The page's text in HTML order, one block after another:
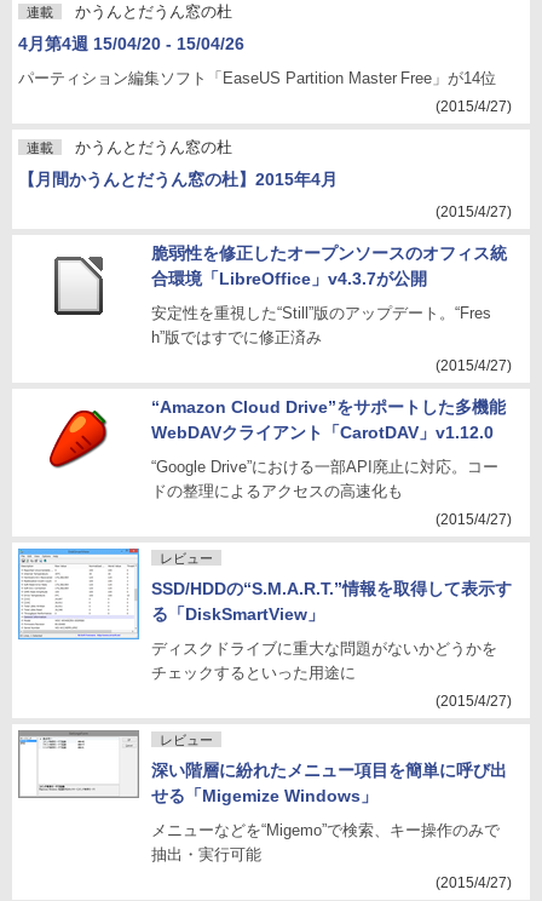
連載 かうんとだうん窓の杜
4月第4週 15/04/20 - 15/04/26
パーティション編集ソフト「EaseUS Partition Master Free」が14位
(2015/4/27)
連載 かうんとだうん窓の杜
【月間かうんとだうん窓の杜】2015年4月
(2015/4/27)
脆弱性を修正したオープンソースのオフィス統
合環境「LibreOffice」v4.3.7が公開
安定性を重視した“Still”版のアップデート。“Fres
h”版ではすでに修正済み
(2015/4/27)
“Amazon Cloud Drive”をサポートした多機能
WebDAVクライアント「CarotDAV」v1.12.0
“Google Drive”における一部API廃止に対応。コー
ドの整理によるアクセスの高速化も
(2015/4/27)
レビュー
SSD/HDDの“S.M.A.R.T.”情報を取得して表示す
る「DiskSmartView」
ディスクドライブに重大な問題がないかどうかを
チェックするといった用途に
(2015/4/27)
レビュー
深い階層に紛れたメニュー項目を簡単に呼び出
せる「Migemize Windows」
メニューなどを“Migemo”で検索、キー操作のみで
抽出・実行可能
(2015/4/27)